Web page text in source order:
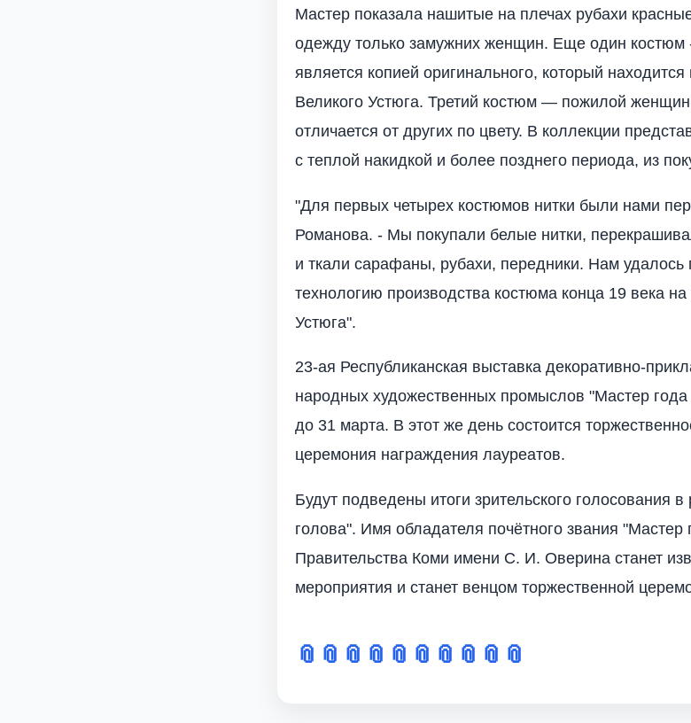
Мастер показала нашитые на плечах рубахи
одежду только замужних женщин. Еще один костюм -
является копией оригинального, который находится
Великого Устюга. Третий костюм — пожилой
отличается от других по цвету. В коллекции
с теплой накидкой и более позднего периода, из
"Для первых четырех костюмов нитки были нами
Романова. - Мы покупали белые нитки,
и ткали сарафаны, рубахи, передники. Нам удалось
технологию производства костюма конца 19 века
Устюга".
23-ая Республиканская выставка декоративно-
народных художественных промыслов "Мастер года
до 31 марта. В этот же день состоится
церемония награждения лауреатов.
Будут подведены итоги зрительского голосования
голова". Имя обладателя почётного звания "Мастер
Правительства Коми имени С. И. Оверина станет
мероприятия и станет венцом торжественной
📎 📎 📎 📎 📎 📎 📎 📎 📎 📎